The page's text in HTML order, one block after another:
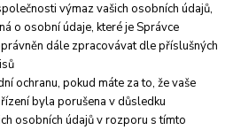
výmaz vašich osobních údajů,
o osobní údaje, které je Správce
dále zpracovávat dle příslušných
ochranu, pokud máte za to, že vaše
byla porušena v důsledku
osobních údajů v rozporu s tímto